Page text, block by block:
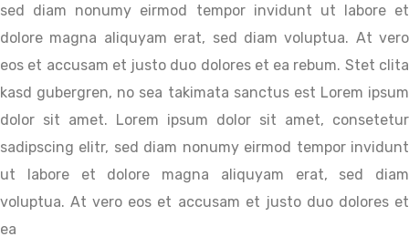
sed diam nonumy eirmod tempor invidunt ut labore et
dolore magna aliquyam erat, sed diam voluptua. At vero
eos et accusam et justo duo dolores et ea rebum. Stet clita
kasd gubergren, no sea takimata sanctus est Lorem ipsum
dolor sit amet. Lorem ipsum dolor sit amet, consetetur
sadipscing elitr, sed diam nonumy eirmod tempor invidunt
ut labore et dolore magna aliquyam erat, sed diam
voluptua. At vero eos et accusam et justo duo dolores et
ea